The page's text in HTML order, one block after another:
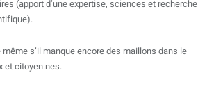
(apport d’une expertise, sciences et recherche
s’il manque encore des maillons dans le
et citoyen.nes.